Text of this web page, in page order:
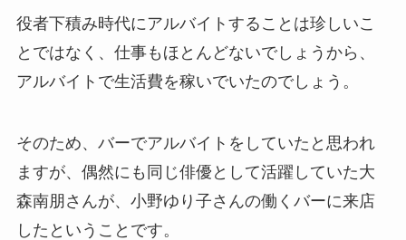
役者下積み時代にアルバイトすることは珍しいこ
とではなく、仕事もほとんどないでしょうから、
アルバイトで生活費を稼いでいたのでしょう。
そのため、バーでアルバイトをしていたと思われ
ますが、偶然にも同じ俳優として活躍していた大
森南朋さんが、小野ゆり子さんの働くバーに来店
したということです。